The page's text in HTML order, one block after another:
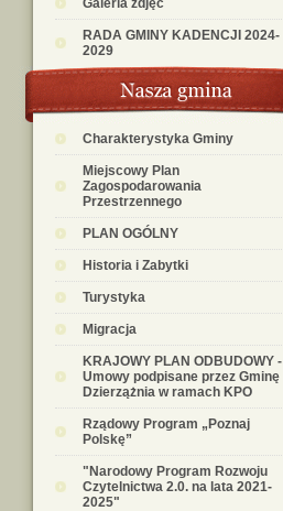
Galeria zdjęć
RADA GMINY KADENCJI 2024-
2029
Charakterystyka Gminy
Miejscowy Plan
Zagospodarowania
Przestrzennego
PLAN OGÓLNY
Historia i Zabytki
Turystyka
Migracja
KRAJOWY PLAN ODBUDOWY -
Umowy podpisane przez Gminę
Dzierzążnia w ramach KPO
Rządowy Program „Poznaj
Polskę”
"Narodowy Program Rozwoju
Czytelnictwa 2.0. na lata 2021-
2025"